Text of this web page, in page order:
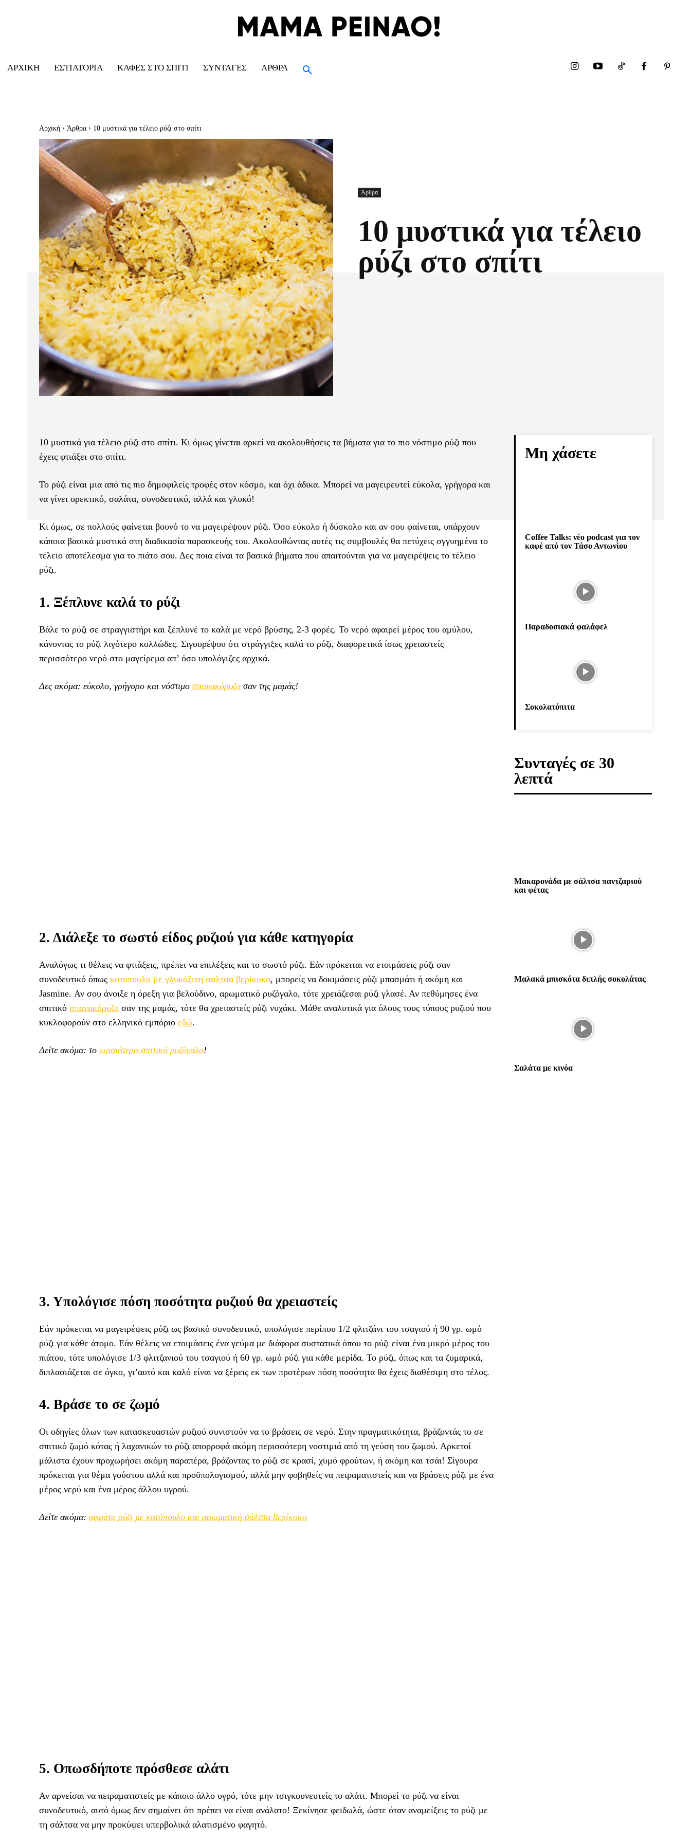
ΑΡΧΙΚΉ ΕΣΤΙΑΤΌΡΙΑ ΚΑΦΈΣ ΣΤΟ ΣΠΊΤΙ ΣΥΝΤΑΓΈΣ ΆΡΘΡΑ
Αρχική Άρθρα 10 μυστικά για τέλειο ρύζι στο σπίτι
Άρθρα
10 μυστικά για τέλειο
ρύζι στο σπίτι
10 μυστικά για τέλειο ρύζι στο σπίτι. Κι όμως γίνεται αρκεί να ακολουθήσεις τα βήματα για το πιο νόστιμο ρύζι που
έχεις φτιάξει στο σπίτι.
Το ρύζι είναι μια από τις πιο δημοφιλείς τροφές στον κόσμο, και όχι άδικα. Μπορεί να μαγειρευτεί εύκολα, γρήγορα και
να γίνει ορεκτικό, σαλάτα, συνοδευτικό, αλλά και γλυκό!
Κι όμως, σε πολλούς φαίνεται βουνό το να μαγειρέψουν ρύζι. Όσο εύκολο ή δύσκολο και αν σου φαίνεται, υπάρχουν
κάποια βασικά μυστικά στη διαδικασία παρασκευής του. Ακολουθώντας αυτές τις συμβουλές θα πετύχεις σγγυημένα το
τέλειο αποτέλεσμα για το πιάτο σου. Δες ποια είναι τα βασικά βήματα που απαιτούνται για να μαγειρέψεις το τέλειο
ρύζι.
1. Ξέπλυνε καλά το ρύζι
Βάλε το ρύζι σε στραγγιστήρι και ξέπλυνέ το καλά με νερό βρύσης, 2-3 φορές. Το νερό αφαιρεί μέρος του αμύλου,
κάνοντας το ρύζι λιγότερο κολλώδες. Σιγουρέψου ότι στράγγιξες καλά το ρύζι, διαφορετικά ίσως χρειαστείς
περισσότερο νερό στο μαγείρεμα απ’ όσο υπολόγιζες αρχικά.
Δες ακόμα: εύκολο, γρήγορο και νόστιμο σπανακόρυζο σαν της μαμάς!
2. Διάλεξε το σωστό είδος ρυζιού για κάθε κατηγορία
Αναλόγως τι θέλεις να φτιάξεις, πρέπει να επιλέξεις και το σωστό ρύζι. Εάν πρόκειται να ετοιμάσεις ρύζι σαν
συνοδευτικό όπως κοτόπουλο με γλυκόξινη σάλτσα βερίκοκο, μπορείς να δοκιμάσεις ρύζι μπασμάτι ή ακόμη και
Jasmine. Αν σου άνοιξε η όρεξη για βελούδινο, αρωματικό ρυζόγαλο, τότε χρειάζεσαι ρύζι γλασέ. Αν πεθύμησες ένα
σπιτικό σπανακόρυζο σαν της μαμάς, τότε θα χρειαστείς ρύζι νυχάκι. Μάθε αναλυτικά για όλους τους τύπους ρυζιού που
κυκλοφορούν στο ελληνικό εμπόριο εδώ.
Δείτε ακόμα: το ωραιότερο σπιτικό ρυζόγαλο!
3. Υπολόγισε πόση ποσότητα ρυζιού θα χρειαστείς
Εάν πρόκειται να μαγειρέψεις ρύζι ως βασικό συνοδευτικό, υπολόγισε περίπου 1/2 φλιτζάνι του τσαγιού ή 90 γρ. ωμό
ρύζι για κάθε άτομο. Εάν θέλεις να ετοιμάσεις ένα γεύμα με διάφορα συστατικά όπου το ρύζι είναι ένα μικρό μέρος του
πιάτου, τότε υπολόγισε 1/3 φλιτζανιού του τσαγιού ή 60 γρ. ωμό ρύζι για κάθε μερίδα. Το ρύζι, όπως και τα ζυμαρικά,
διπλασιάζεται σε όγκο, γι’αυτό και καλό είναι να ξέρεις εκ των προτέρων πόση ποσότητα θα έχεις διαθέσιμη στο τέλος.
4. Βράσε το σε ζωμό
Οι οδηγίες όλων των κατασκευαστών ρυζιού συνιστούν να το βράσεις σε νερό. Στην πραγματικότητα, βράζοντάς το σε
σπιτικό ζωμό κότας ή λαχανικών το ρύζι απορροφά ακόμη περισσότερη νοστιμιά από τη γεύση του ζωμού. Αρκετοί
μάλιστα έχουν προχωρήσει ακόμη παραπέρα, βράζοντας το ρύζι σε κρασί, χυμό φρούτων, ή ακόμη και τσάι! Σίγουρα
πρόκειται για θέμα γούστου αλλά και προϋπολογισμού, αλλά μην φοβηθείς να πειραματιστείς και να βράσεις ρύζι με ένα
μέρος νερύ και ένα μέρος άλλου υγρού.
Δείτε ακόμα: αφράτο ρύζι με κοτόπουλο και αρωματική σάλτσα βερίκοκο
5. Οπωσδήποτε πρόσθεσε αλάτι
Αν αρνείσαι να πειραματιστείς με κάποιο άλλο υγρό, τότε μην τσιγκουνευτείς το αλάτι. Μπορεί το ρύζι να είναι
συνοδευτικό, αυτό όμως δεν σημαίνει ότι πρέπει να είναι ανάλατο! Ξεκίνησε φειδωλά, ώστε όταν αναμείξεις το ρύζι με
τη σάλτσα να μην προκύψει υπερβολικά αλατισμένο φαγητό.
Μη χάσετε
Coffee Talks: νέο podcast για τον
καφέ από τον Τάσο Αντωνίου
Παραδοσιακά φαλάφελ
Σοκολατόπιτα
Συνταγές σε 30
λεπτά
Μακαρονάδα με σάλτσα παντζαριού
και φέτας
Μαλακά μπισκότα διπλής σοκολάτας
Σαλάτα με κινόα